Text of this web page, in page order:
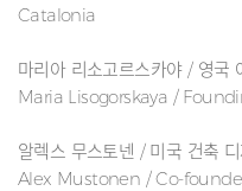
Catalonia
마리아 리소고르스카야 / 영국
Maria Lisogorskaya /
알렉스 무스토넨 / 미국 건축
Alex Mustonen / Co-